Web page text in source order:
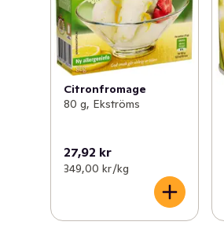
Citronfromage
80 g, Ekströms
27,92 kr
349,00 kr /kg